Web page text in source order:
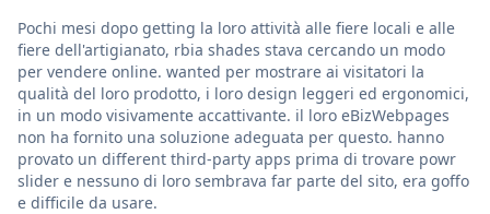
Pochi mesi dopo getting la loro attività alle fiere locali e alle
fiere dell'artigianato, rbia shades stava cercando un modo
per vendere online. wanted per mostrare ai visitatori la
qualità del loro prodotto, i loro design leggeri ed ergonomici,
in un modo visivamente accattivante. il loro eBizWebpages
non ha fornito una soluzione adeguata per questo. hanno
provato un different third-party apps prima di trovare powr
slider e nessuno di loro sembrava far parte del sito, era goffo
e difficile da usare.